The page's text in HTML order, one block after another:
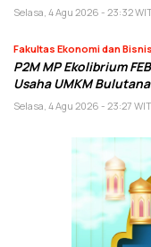
Selasa, 4 Agu 2026 - 23:32
Fakultas Ekonomi dan Bisnis
P2M MP Ekolibrium
Usaha UMKM Bulutana
Selasa, 4 Agu 2026 - 23:27